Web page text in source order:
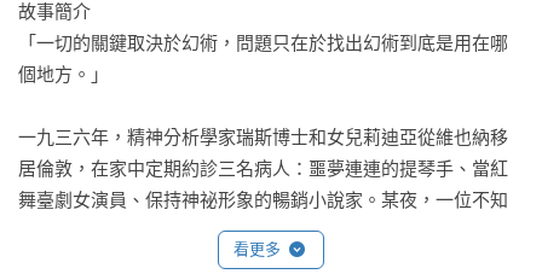
故事簡介
「一切的關鍵取決於幻術，問題只在於找出幻術到底是用在哪
個地方。」
一九三六年，精神分析學家瑞斯博士和女兒莉迪亞從維也納移
居倫敦，在家中定期約診三名病人：噩夢連連的提琴手、當紅
舞臺劇女演員、保持神祕形象的暢銷小說家。某夜，一位不知
名的病人約診結束後，博士竟在書房桌前遭人割喉慘死。房門
是鎖上的，雖然有落地窗連通庭院，但周圍的泥地在雨天不見
看更多